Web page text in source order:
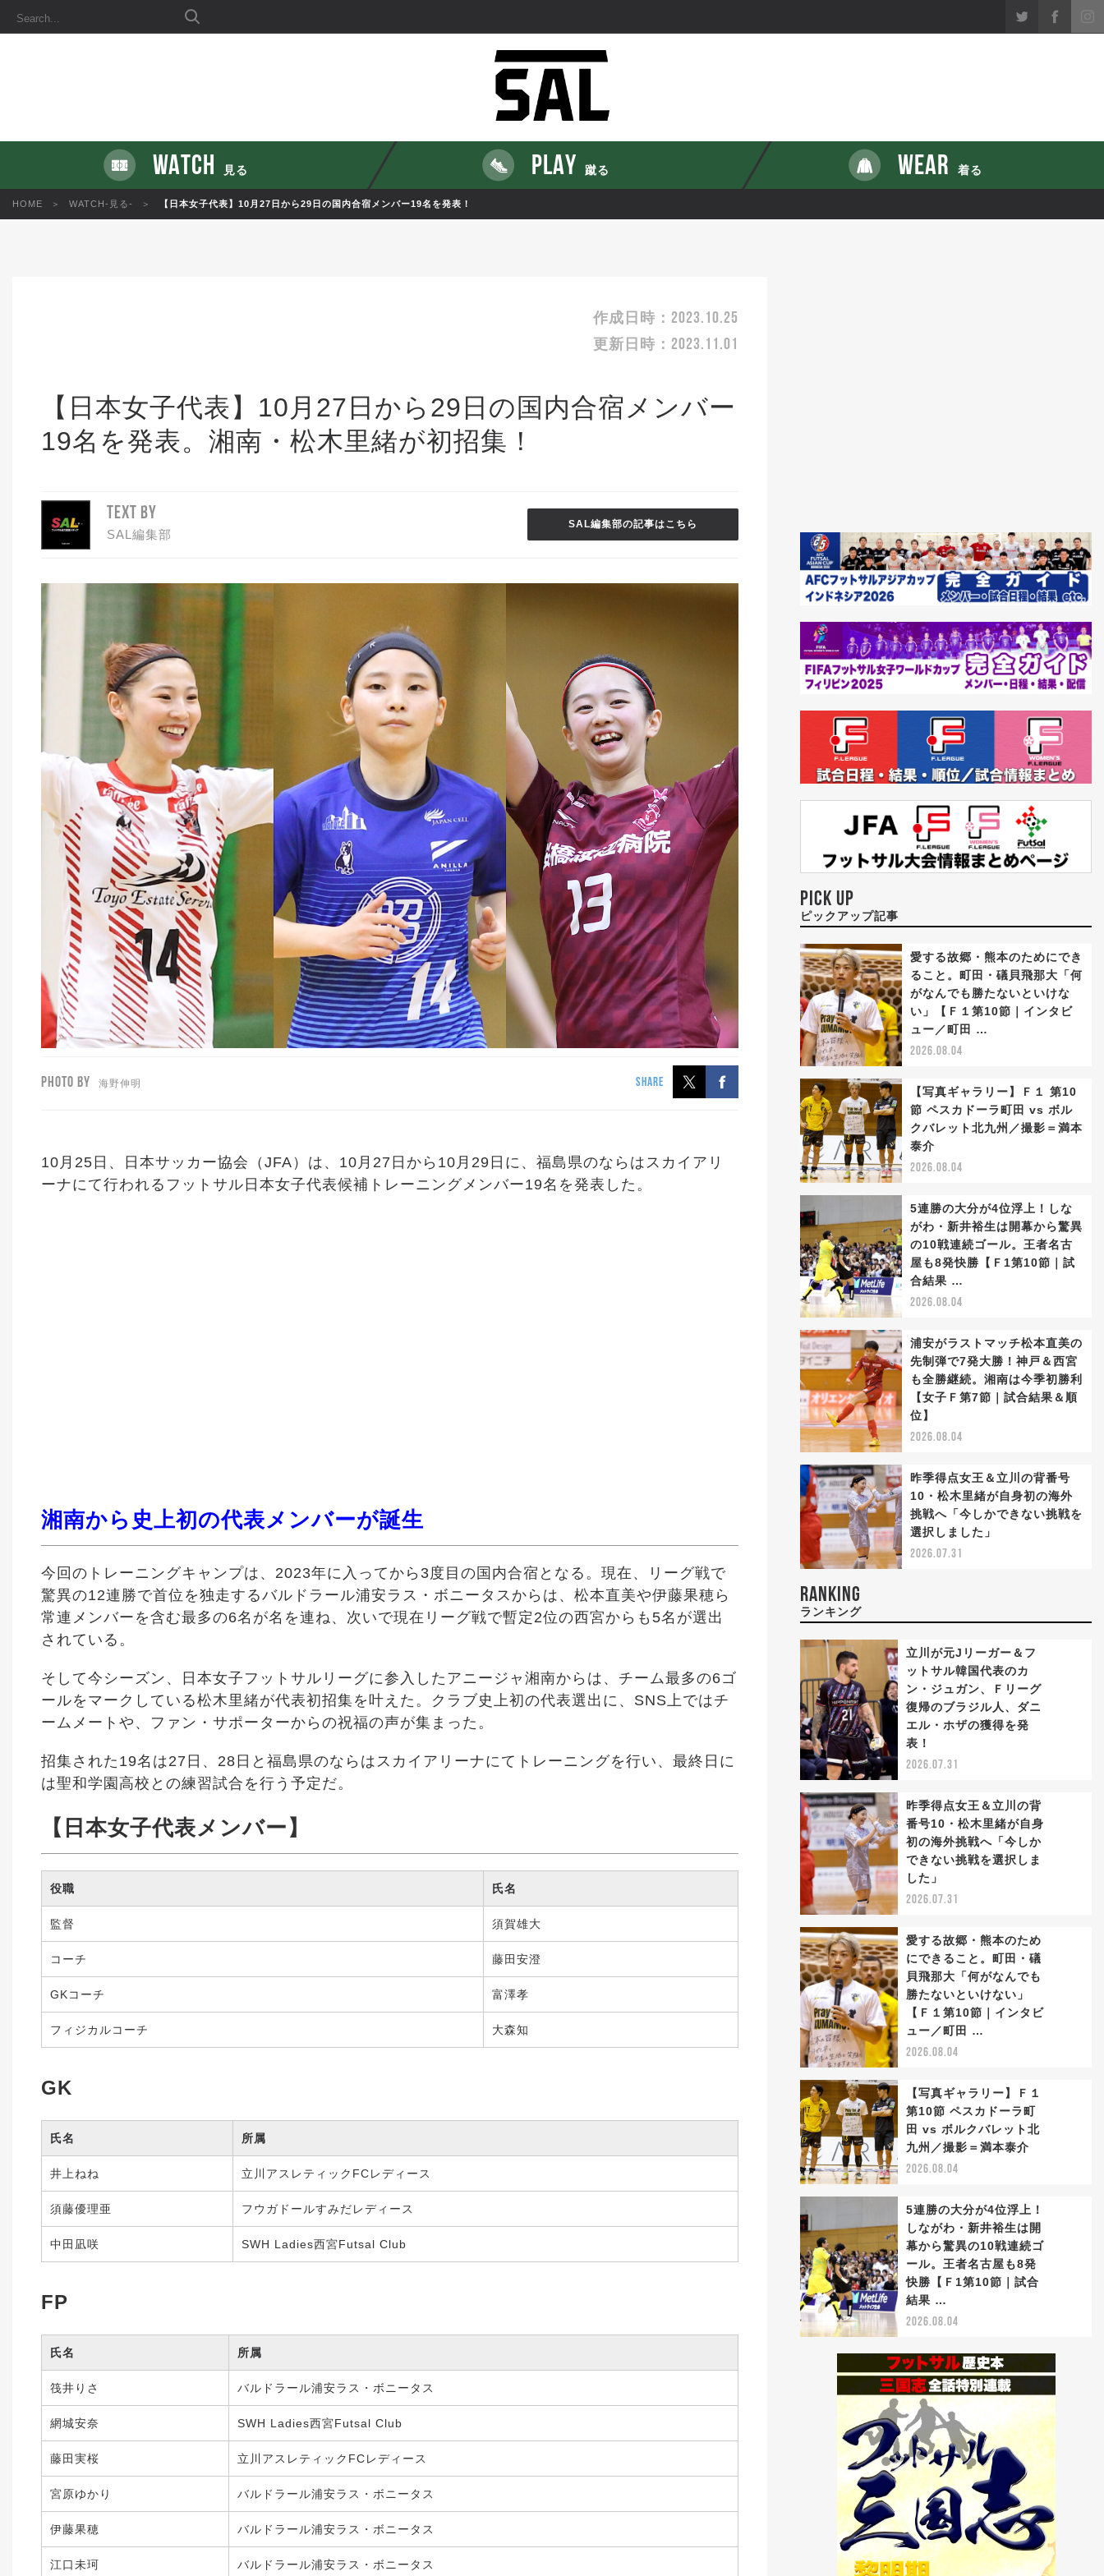
WATCH 見る PLAY 蹴る WEAR 着る
HOME WATCH-見る- 【日本女子代表】10月27日から29日の国内合宿メンバー19名を発表！
作成日時： 2023.10.25
更新日時： 2023.11.01
【日本女子代表】10月27日から29日の国内合宿メンバー
19名を発表。湘南・松木里緒が初招集！
TEXT BY
SAL編集部
SAL編集部の記事はこちら
PHOTO BY 海野伸明 SHARE
10月25日、日本サッカー協会（JFA）は、10月27日から10月29日に、福島県のならはスカイアリ
ーナにて行われるフットサル日本女子代表候補トレーニングメンバー19名を発表した。
湘南から史上初の代表メンバーが誕生
今回のトレーニングキャンプは、2023年に入ってから3度目の国内合宿となる。現在、リーグ戦で
驚異の12連勝で首位を独走するバルドラール浦安ラス・ボニータスからは、松本直美や伊藤果穂ら
常連メンバーを含む最多の6名が名を連ね、次いで現在リーグ戦で暫定2位の西宮からも5名が選出
されている。
そして今シーズン、日本女子フットサルリーグに参入したアニージャ湘南からは、チーム最多の6ゴ
ールをマークしている松木里緒が代表初招集を叶えた。クラブ史上初の代表選出に、SNS上ではチ
ームメートや、ファン・サポーターからの祝福の声が集まった。
招集された 19名は27 日、 28 日と福島県のならはスカイアリーナにてトレーニングを行い、最終日に
は聖和学園高校との練習試合を行う予定だ。
【日本女子代表メンバー】
役職 氏名
監督 須賀雄大
コーチ 藤田安澄
GKコーチ 富澤孝
フィジカルコーチ 大森知
GK
氏名 所属
井上ねね 立川アスレティックFCレディース
須藤優理亜 フウガドールすみだレディース
中田凪咲 SWH Ladies西宮Futsal Club
FP
氏名 所属
筏井りさ バルドラール浦安ラス・ボニータス
網城安奈 SWH Ladies西宮Futsal Club
藤田実桜 立川アスレティックFCレディース
宮原ゆかり バルドラール浦安ラス・ボニータス
伊藤果穂 バルドラール浦安ラス・ボニータス
江口未珂 バルドラール浦安ラス・ボニータス
PICK UP
ピックアップ記事
愛する故郷・熊本のためにでき
ること。町田・礒貝飛那大「何
がなんでも勝たないといけな
い」【Ｆ１第10節｜インタビ
ュー／町田 …
2026.08.04
【写真ギャラリー】Ｆ１ 第10
節 ペスカドーラ町田 vs ボル
クバレット北九州／撮影＝満本
泰介
2026.08.04
5連勝の大分が4位浮上！しな
がわ・新井裕生は開幕から驚異
の10戦連続ゴール。王者名古
屋も8発快勝【Ｆ1第10節｜試
合結果 …
2026.08.04
浦安がラストマッチ松本直美の
先制弾で7発大勝！神戸＆西宮
も全勝継続。湘南は今季初勝利
【女子Ｆ第7節｜試合結果＆順
位】
2026.08.04
昨季得点女王＆立川の背番号
10・松木里緒が自身初の海外
挑戦へ「今しかできない挑戦を
選択しました」
2026.07.31
RANKING
ランキング
立川が元Jリーガー＆フ
ットサル韓国代表のカ
ン・ジュガン、Ｆリーグ
復帰のブラジル人、ダニ
エル・ホザの獲得を発
表！
2026.07.31
昨季得点女王＆立川の背
番号10・松木里緒が自身
初の海外挑戦へ「今しか
できない挑戦を選択しま
した」
2026.07.31
愛する故郷・熊本のため
にできること。町田・礒
貝飛那大「何がなんでも
勝たないといけない」
【Ｆ１第10節｜インタビ
ュー／町田 …
2026.08.04
【写真ギャラリー】Ｆ１
第10節 ペスカドーラ町
田 vs ボルクバレット北
九州／撮影＝満本泰介
2026.08.04
5連勝の大分が4位浮上！
しながわ・新井裕生は開
幕から驚異の10戦連続ゴ
ール。王者名古屋も8発
快勝【Ｆ1第10節｜試合
結果 …
2026.08.04